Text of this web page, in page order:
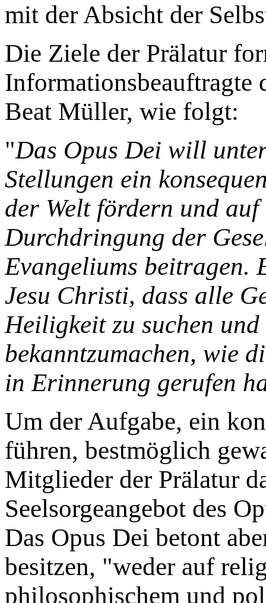
mit der Absicht der
Die Ziele der Prälatur
Informationsbeauftragte
Beat Müller, wie folgt:
"Das Opus Dei will
Stellungen ein
der Welt fördern und auf
Durchdringung der
Evangeliums beitragen.
Jesu Christi, dass alle
Heiligkeit zu suchen
bekanntzumachen, wie
in Erinnerung gerufen
Um der Aufgabe, ein
führen, bestmöglich
Mitglieder der Prälatur
Seelsorgeangebot des
Das Opus Dei betont
besitzen, "weder auf
philosophischem und